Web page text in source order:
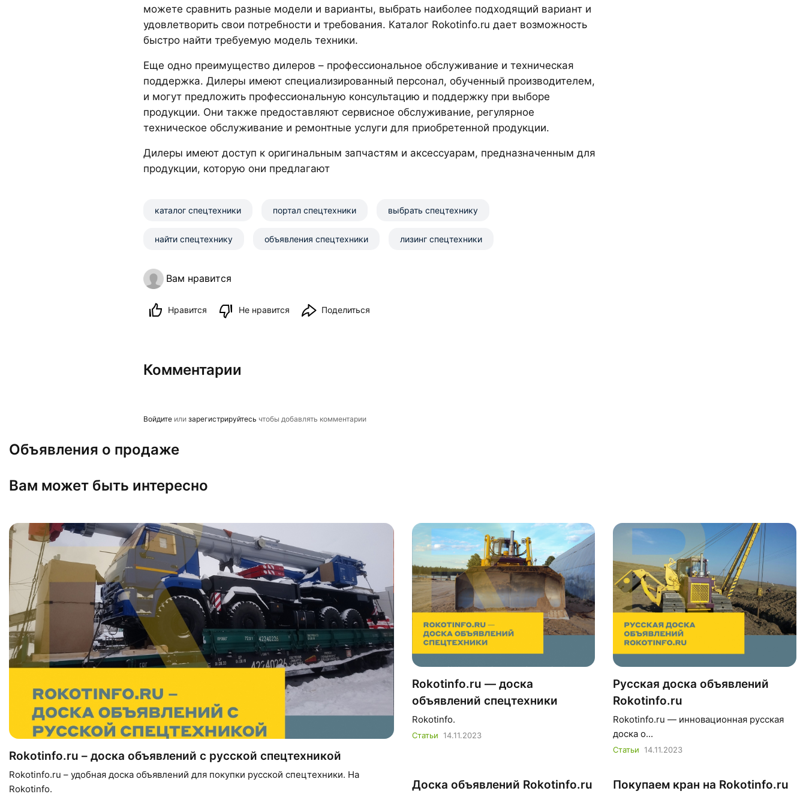
можете сравнить разные модели и варианты, выбрать наиболее подходящий вариант и
удовлетворить свои потребности и требования. Каталог Rokotinfo.ru дает возможность
быстро найти требуемую модель техники.
Еще одно преимущество дилеров – профессиональное обслуживание и техническая
поддержка. Дилеры имеют специализированный персонал, обученный производителем,
и могут предложить профессиональную консультацию и поддержку при выборе
продукции. Они также предоставляют сервисное обслуживание, регулярное
техническое обслуживание и ремонтные услуги для приобретенной продукции.
Дилеры имеют доступ к оригинальным запчастям и аксессуарам, предназначенным для
продукции, которую они предлагают
каталог спецтехники портал спецтехники выбрать спецтехнику
найти спецтехнику объявления спецтехники лизинг спецтехники
Вам нравится
Нравится Не нравится Поделиться
Комментарии
Войдите или зарегистрируйтесь чтобы добавлять комментарии
Объявления о продаже
Вам может быть интересно
Rokotinfo.ru – доска объявлений с русской спецтехникой
Rokotinfo.ru – удобная доска объявлений для покупки русской спецтехники. На
Rokotinfo.
Rokotinfo.ru — доска
объявлений спецтехники
Rokotinfo.
Статьи 14.11.2023
Русская доска объявлений
Rokotinfo.ru
Rokotinfo.ru — инновационная русская
доска о...
Статьи 14.11.2023
Доска объявлений Rokotinfo.ru Покупаем кран на Rokotinfo.ru